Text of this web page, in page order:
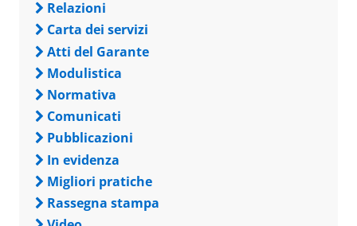
Relazioni
Carta dei servizi
Atti del Garante
Modulistica
Normativa
Comunicati
Pubblicazioni
In evidenza
Migliori pratiche
Rassegna stampa